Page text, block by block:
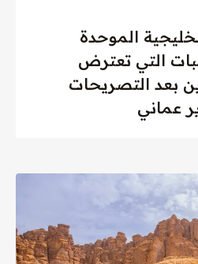
الموحدة
التي تعترض
بعد التصريحات
عماني